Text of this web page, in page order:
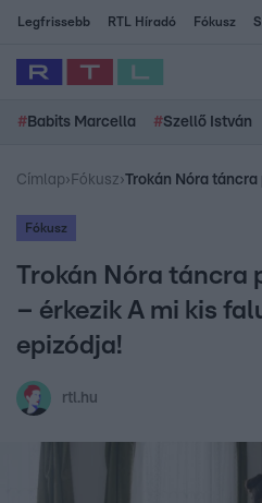
Legfrissebb RTL Híradó Fókusz
# Babits Marcella #Szellő István
Címlap› Fókusz›
Fókusz
Trokán Nóra táncra
– érkezik A mi kis
epizódja!
rtl.hu